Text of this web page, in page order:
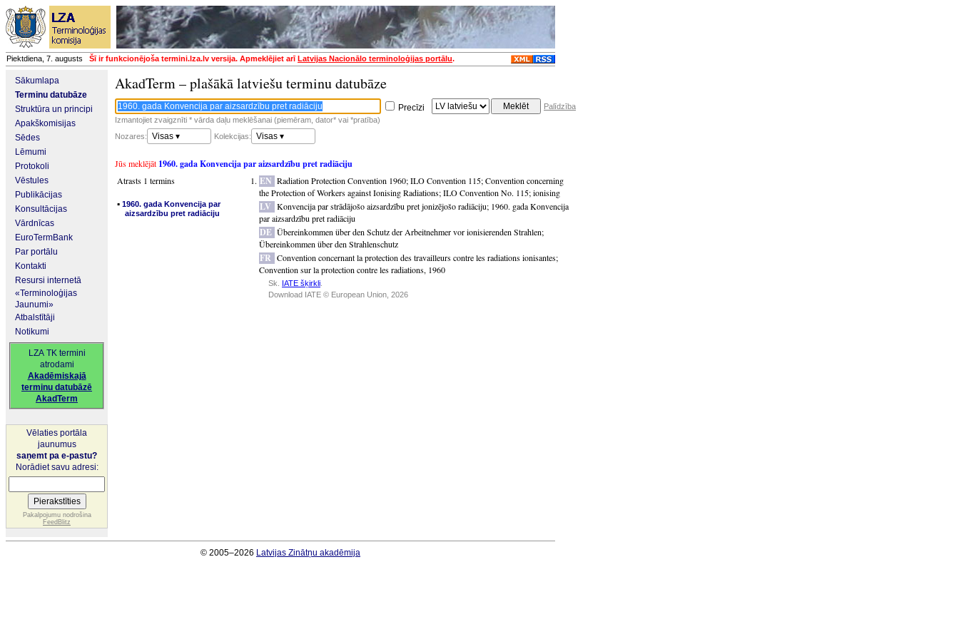
Piektdiena, 7. augusts Šī ir funkcionējoša termini.lza.lv versija. Apmeklējiet arīLatvijas Nacionālo terminoloģijas portālu.
Sākumlapa
Terminu datubāze
Struktūra un principi
Apakškomisijas
Sēdes
Lēmumi
Protokoli
Vēstules
Publikācijas
Konsultācijas
Vārdnīcas
EuroTermBank
Par portālu
Kontakti
Resursi internetā
«Terminoloģijas
Jaunumi»
Atbalstītāji
Notikumi
LZA TK termini
atrodami
Akadēmiskajā
terminu datubāzē
AkadTerm
Vēlaties portāla
jaunumus
saņemt pa e-pastu?
Norādiet savu adresi:
Pakalpojumu nodrošina
FeedBlitz
AkadTerm – plašākā latviešu terminu datubāze
Precīzi
Palīdzība
Izmantojiet zvaigznīti * vārda daļu meklēšanai (piemēram, dator* vai *pratība)
Nozares:
Visas ▾ Kolekcijas: Visas ▾
Jūs meklējāt 1960. gada Konvencija par aizsardzību pret radiāciju
Atrasts 1 termins
▪ 1960. gada Konvencija par
aizsardzību pret radiāciju
EN Radiation Protection Convention 1960;ILO Convention 115;Convention concerning
the Protection of Workers against Ionising Radiations;ILO Convention No. 115;ionising
LV Konvencija par strādājošo aizsardzību pret jonizējošo radiāciju; 1960. gada Konvencija
par aizsardzību pret radiāciju
DE Übereinkommen über den Schutz der Arbeitnehmer vor ionisierenden Strahlen;
Übereinkommen über den Strahlenschutz
FR Convention concernant la protection des travailleurs contre les radiations ionisantes;
Convention sur la protection contre les radiations, 1960
Sk. IATE šķirkli
Download IATE © European Union, 2026
© 2005–2026 Latvijas Zinātņu akadēmija